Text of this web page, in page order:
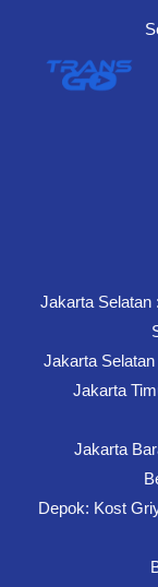
Jakarta Selatan
Jakarta
Jakarta
Jakarta
Depok: Kost